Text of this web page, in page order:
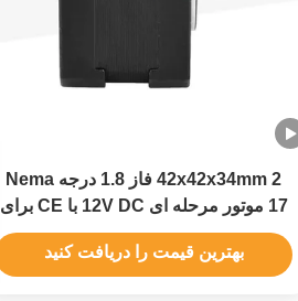
42x42x34mm 2 فاز 1.8 درجه Nema
17 موتور مرحله ای 12V DC با CE برای
ربات
بهترین قیمت را دریافت کنید